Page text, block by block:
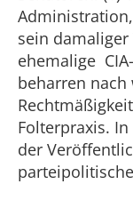
sein damaliger
ehemalige
beharren
Folterpraxis.
der